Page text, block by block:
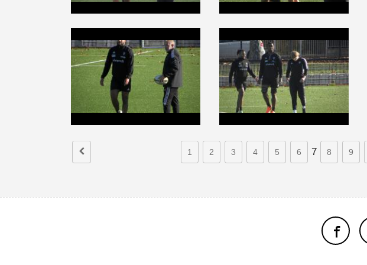
1 2 3 4 5 6 7 8 9